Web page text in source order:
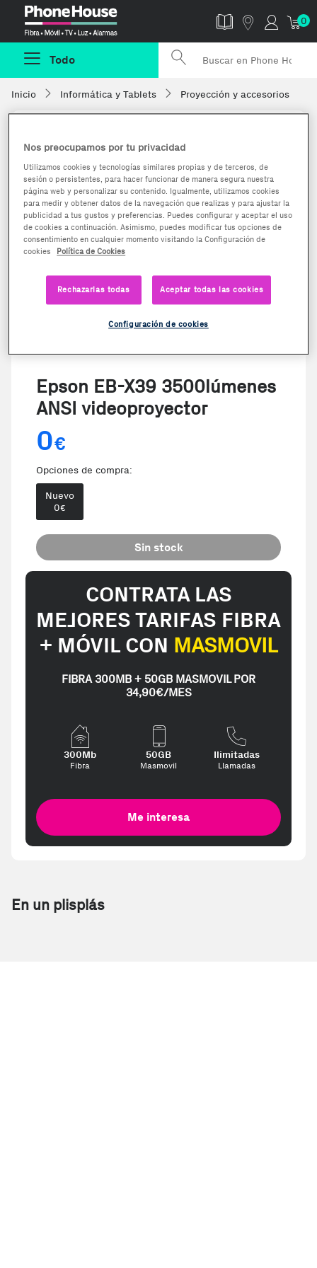
0
Todo
Inicio Informática y Tablets Proyección y accesorios
Epson EB-X39 3500lúmenes
ANSI videoproyector
0€
Opciones de compra:
Nuevo
0€
Sin stock
CONTRATA LAS
MEJORES TARIFAS FIBRA
+ MÓVIL CON MASMOVIL
FIBRA 300MB + 50GB MASMOVIL POR
34,90€/MES
300Mb
Fibra
50GB
Masmovil
Ilimitadas
Llamadas
Me interesa
En un plisplás
Nos preocupamos por tu privacidad
Utilizamos cookies y tecnologías similares propias y de terceros, de
sesión o persistentes, para hacer funcionar de manera segura nuestra
página web y personalizar su contenido. Igualmente, utilizamos cookies
para medir y obtener datos de la navegación que realizas y para ajustar la
publicidad a tus gustos y preferencias. Puedes configurar y aceptar el uso
de cookies a continuación. Asimismo, puedes modificar tus opciones de
consentimiento en cualquier momento visitando la Configuración de
cookies
Política de Cookies
Rechazarlas todas Aceptar todas las cookies
Configuración de cookies